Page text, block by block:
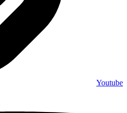
Youtube